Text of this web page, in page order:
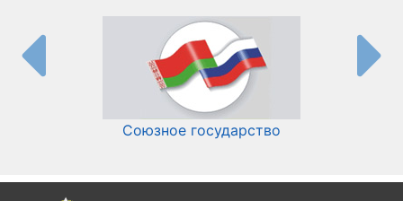
Союзное государство